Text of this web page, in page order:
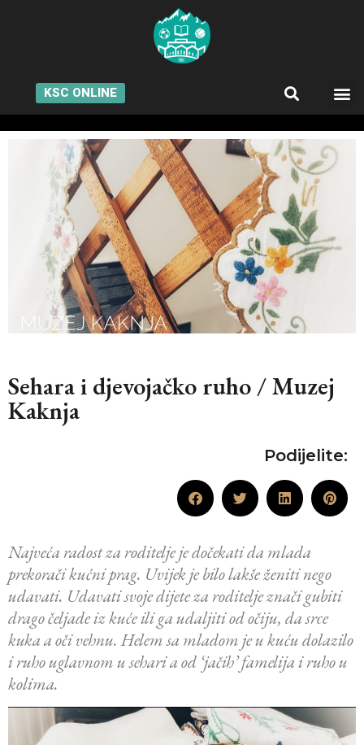
KSC ONLINE
Sehara i djevojačko ruho / Muzej
Kaknja
Podijelite:
Najveća radost za roditelje je dočekati da mlada
prekorači kućni prag. Uvijek je bilo lakše ženiti nego
udavati. Udavati svoje dijete za roditelje znači gubiti
drago čeljade iz kuće ili ga udaljiti od očiju, da srce
kuka a oči vehnu. Helem sa mladom je u kuću dolazilo
i ruho uglavnom u sehari a od ‘jačih’ famelija i ruho u
kolima.